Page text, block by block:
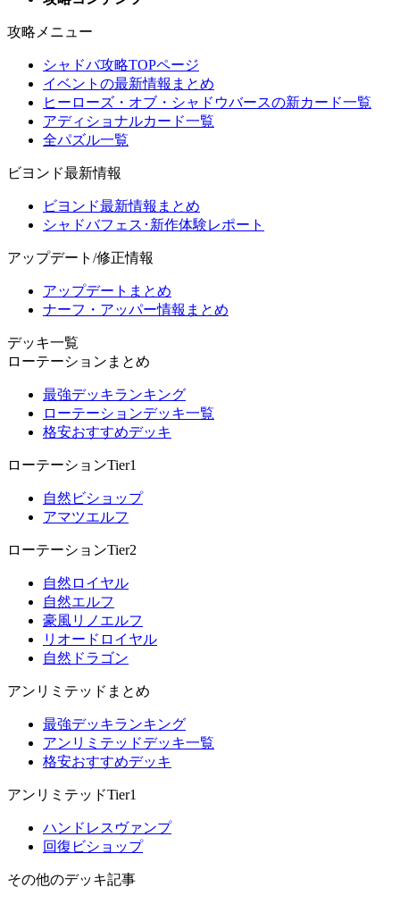
攻略メニュー
シャドバ攻略TOPページ
イベントの最新情報まとめ
ヒーローズ・オブ・シャドウバースの新カード一覧
アディショナルカード一覧
全パズル一覧
ビヨンド最新情報
ビヨンド最新情報まとめ
シャドバフェス･新作体験レポート
アップデート/修正情報
アップデートまとめ
ナーフ・アッパー情報まとめ
デッキ一覧
ローテーションまとめ
最強デッキランキング
ローテーションデッキ一覧
格安おすすめデッキ
ローテーションTier1
自然ビショップ
アマツエルフ
ローテーションTier2
自然ロイヤル
自然エルフ
豪風リノエルフ
リオードロイヤル
自然ドラゴン
アンリミテッドまとめ
最強デッキランキング
アンリミテッドデッキ一覧
格安おすすめデッキ
アンリミテッドTier1
ハンドレスヴァンプ
回復ビショップ
その他のデッキ記事